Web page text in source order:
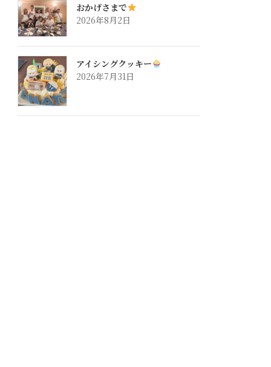
おかげさまで
2026年8月2日
アイシングクッキー
2026年7月31日